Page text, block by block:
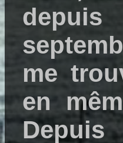
me
en
Depuis